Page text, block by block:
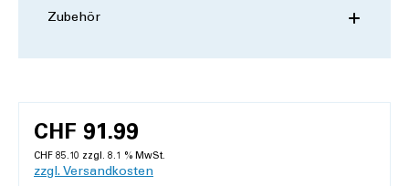
Zubehör
CHF 91.99
CHF 85.10 zzgl. 8.1 % MwSt.
zzgl. Versandkosten